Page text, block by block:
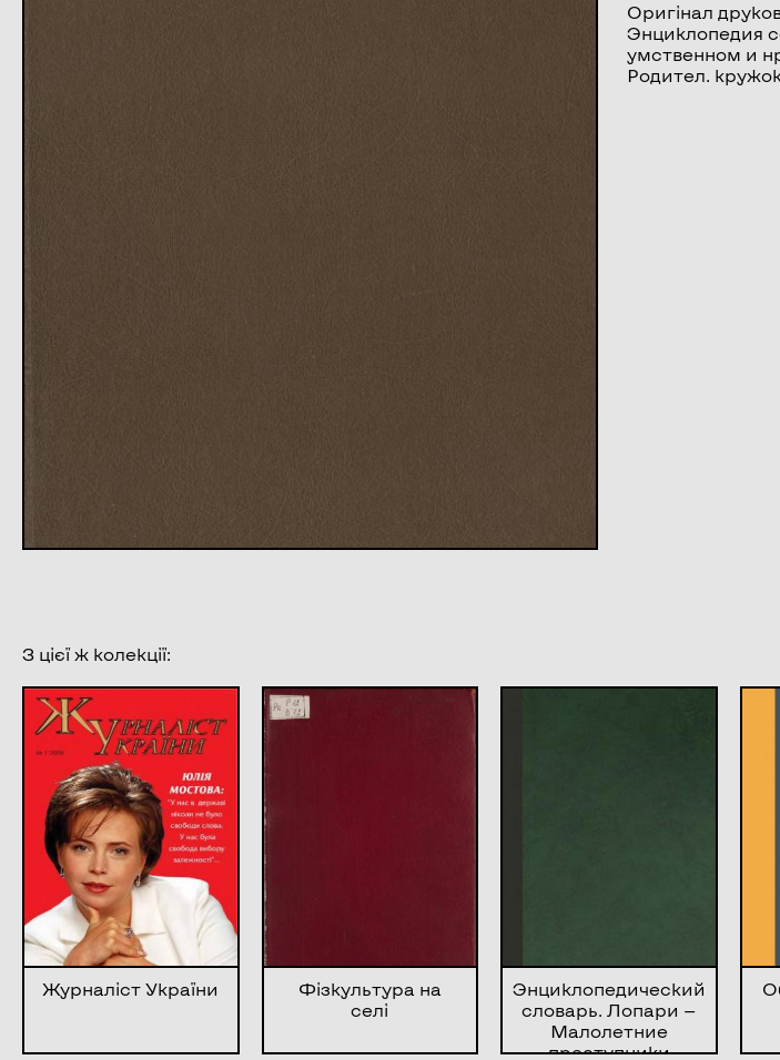
Оригінал
Энциклопедия
умственном и
Родител.
З цієї ж колекції:
Журналіст України
Фізкультура на
селі
Энциклопедический
словарь. Лопари —
Малолетние
преступники